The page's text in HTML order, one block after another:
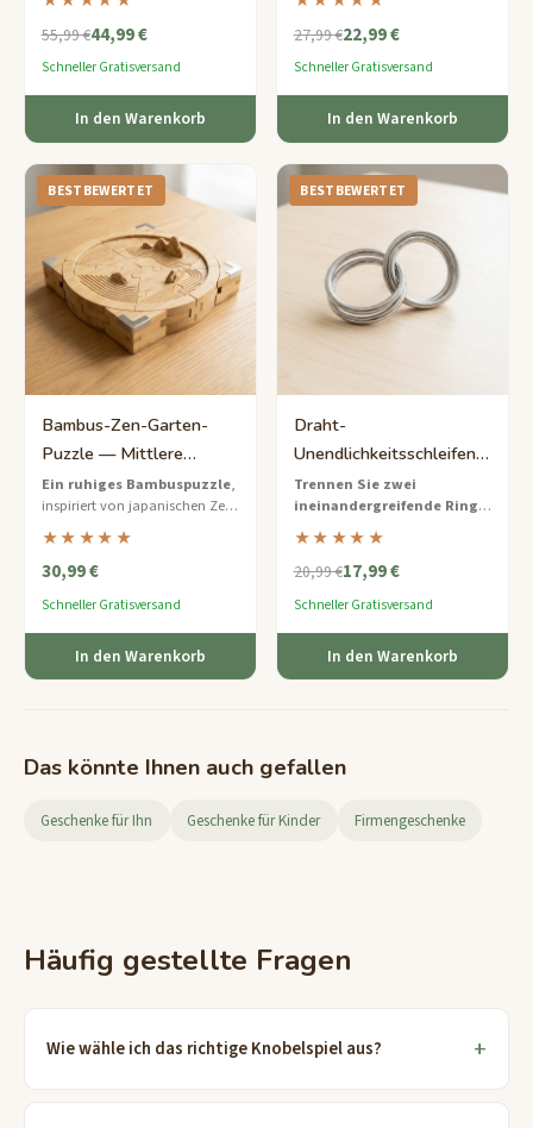
lösen Sie die Sequenz, um das
Geheimnis darin zu enthüllen.
55,99 €44,99 €
Schneller Gratisversand
In den Warenkorb
Denksport-Set für sie.
27,99 €22,99 €
Schneller Gratisversand
In den Warenkorb
BESTBEWERTET
Bambus-Zen-Garten-
Puzzle — Mittlere
Entspannende
Herausforderung für Sie
Ein ruhiges Bambuspuzzle,
inspiriert von japanischen Zen-
Gärten – trennen Sie die
ineinandergreifenden Steine für
eine meditative
★★★★★
30,99 €
Schneller Gratisversand
In den Warenkorb
BESTBEWERTET
Draht-
Unendlichkeitsschleifen-
Puzzle — Schwere
Doppelring-Trennung
Trennen Sie zwei
ineinandergreifende Ringe
von einem drahtförmigen
Unendlichkeitrahmen
schweres Drahtpuzzle, das Sie
Wenden bringt.
★★★★★
20,99 €17,99 €
Schneller Gratisversand
In den Warenkorb
Das könnte Ihnen auch gefallen
Geschenke für Ihn Geschenke für Kinder Firmengeschenke
Häufig gestellte Fragen
Wie wähle ich das richtige Knobelspiel aus?